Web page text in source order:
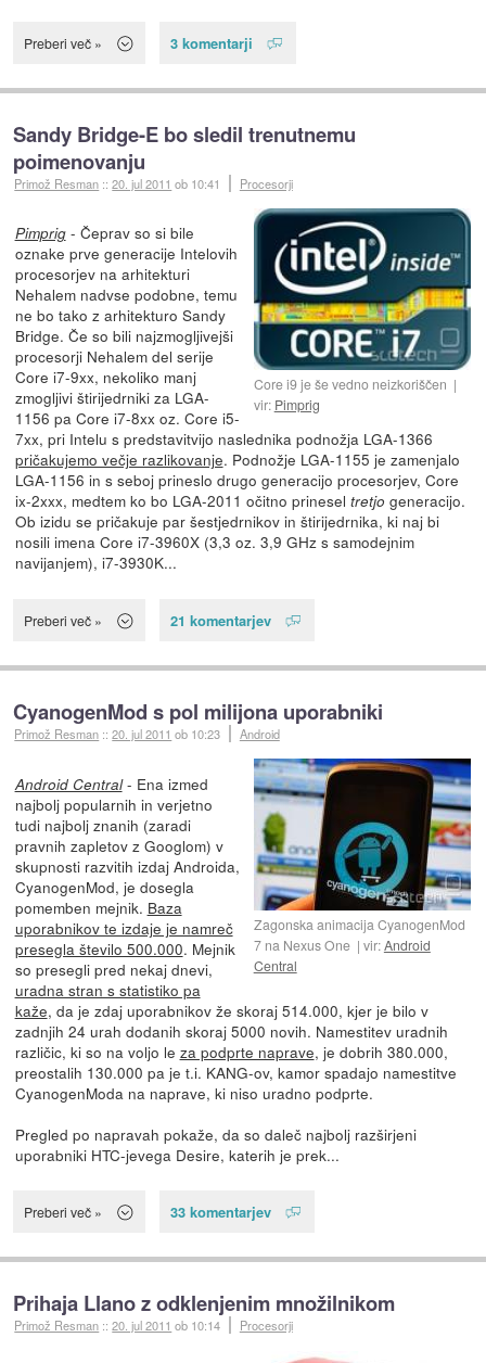
Preberi več » 3 komentarji
Sandy Bridge-E bo sledil trenutnemu
poimenovanju
Primož Resman ::20. jul 2011 ob 10:41 Procesorji
Core i9 je še vedno neizkoriščen
vir: Pimprig
Pimprig- Čeprav so si bile
oznake prve generacije Intelovih
procesorjev na arhitekturi
Nehalem nadvse podobne, temu
ne bo tako z arhitekturo Sandy
Bridge. Če so bili najzmogljivejši
procesorji Nehalem del serije
Core i7-9xx, nekoliko manj
zmogljivi štirijedrniki za LGA-
1156 pa Core i7-8xx oz. Core i5-
7xx, pri Intelu s predstavitvijo naslednika podnožja LGA-1366
pričakujemo večje razlikovanje. Podnožje LGA-1155 je zamenjalo
LGA-1156 in s seboj prineslo drugo generacijo procesorjev, Core
ix-2xxx, medtem ko bo LGA-2011 očitno prinesel tretjo generacijo.
Ob izidu se pričakuje par šestjedrnikov in štirijedrnika, ki naj bi
nosili imena Core i7-3960X (3,3 oz. 3,9 GHz s samodejnim
navijanjem), i7-3930K...
Preberi več » 21 komentarjev
CyanogenMod s pol milijona uporabniki
Primož Resman ::20. jul 2011 ob 10:23 Android
Zagonska animacija CyanogenMod
7 na Nexus One
vir:Android
Central
Android Central- Ena izmed
najbolj popularnih in verjetno
tudi najbolj znanih (zaradi
pravnih zapletov z Googlom) v
skupnosti razvitih izdaj Androida,
CyanogenMod, je dosegla
pomemben mejnik. Baza
uporabnikov te izdaje je namreč
presegla število 500.000. Mejnik
so presegli pred nekaj dnevi,
uradna stran s statistiko pa
kaže, da je zdaj uporabnikov že skoraj 514.000, kjer je bilo v
zadnjih 24 urah dodanih skoraj 5000 novih. Namestitev uradnih
različic, ki so na voljo le za podprte naprave, je dobrih 380.000,
preostalih 130.000 pa je t.i. KANG-ov, kamor spadajo namestitve
CyanogenModa na naprave, ki niso uradno podprte.
Pregled po napravah pokaže, da so daleč najbolj razširjeni
uporabniki HTC-jevega Desire, katerih je prek...
Preberi več » 33 komentarjev
Prihaja Llano z odklenjenim množilnikom
Primož Resman ::20. jul 2011 ob 10:14 Procesorji